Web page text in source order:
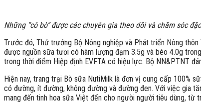
Những “cô bò” được các chuyên gia theo dõi và chăm sóc
Trước đó, Thứ trưởng Bộ Nông nghiệp và Phát triển Nông
được nguồn sữa tươi có hàm lượng đạm 3.5g và béo 4.0g
trong thời điểm Hiệp định EVFTA có hiệu lực. Bộ NN&PTNT
Hiện nay, trang trại Bò sữa NutiMilk là đơn vị cung cấp 100%
có đường, ít đường, không đường và đường đen. Với việc gia
mang đến tinh hoa sữa Việt đến cho người người tiêu dùng, từ